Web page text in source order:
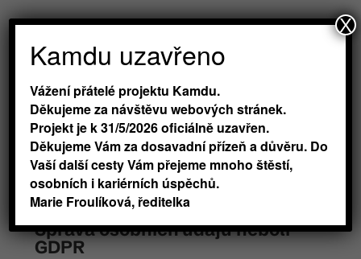
Jste povinni prokázat svou identitu a/nebo
fakt, že jste účastníkem konkrétního
programu. Právo účasti na konkrétní akci
nemůžete bez našeho svolení převést na jinou
osobu.
Vstřícně a smírně vyřešíme vaší reklamaci.
Kontaktujte kordinátory za dané pobočky,
kontakty naleznete na Kamdu.cz.
Správa osobních údajů neboli
GDPR
Kamdu uzavřeno
Vážení přátelé projektu Kamdu.
Děkujeme za návštěvu webových stránek.
Projekt je k 31/5/2026 oficiálně uzavřen.
Děkujeme Vám za dosavadní přízeň a důvěru. Do
Vaší další cesty Vám přejeme mnoho štěstí,
osobních i kariérních úspěchů.
Marie Froulíková, ředitelka
X